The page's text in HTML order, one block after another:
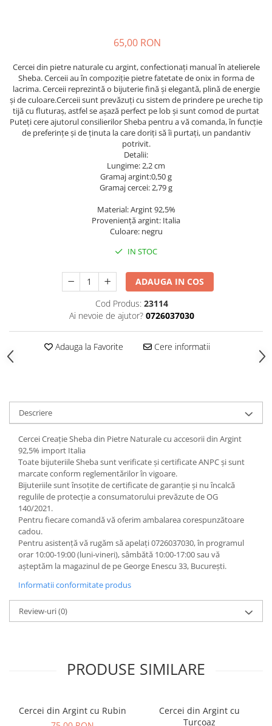
65,00 RON
Cercei din pietre naturale cu argint, confectionați manual în atelierele
Sheba. Cerceii au în compoziție pietre fatetate de onix in forma de
lacrima. Cerceii reprezintă o bijuterie fină și elegantă, plină de energie
și de culoare.Cerceii sunt prevăzuți cu sistem de prindere pe ureche tip
tijă cu fluturaș, astfel se așază perfect pe lob și sunt comod de purtat
Puteți cere ajutorul consilierilor Sheba pentru a vă comanda, în funcție
de preferințe și de ținuta la care doriți să îi purtați, un pandantiv
potrivit.
Detalii:
Lungime: 2,2 cm
Gramaj argint:0,50 g
Gramaj cercei: 2,79 g
Material: Argint 92,5%
Provenienţă argint: Italia
Culoare: negru
IN STOC
ADAUGA IN COS
Cod Produs: 23114
Ai nevoie de ajutor? 0726037030
Adauga la Favorite Cere informatii
Descriere
Cercei Creație Sheba din Pietre Naturale cu accesorii din Argint
92,5% import Italia
Toate bijuteriile Sheba sunt verificate şi certificate ANPC și sunt
marcate conform reglementărilor în vigoare.
Bijuteriile sunt însoţite de certificate de garanţie și nu încalcă
regulile de protecție a consumatorului prevăzute de OG
140/2021.
Pentru fiecare comandă vă oferim ambalarea corespunzătoare
cadou.
Pentru asistență vă rugăm să apelați 0726037030, în programul
orar 10:00‐19:00 (luni‐vineri), sâmbătă 10:00‐17:00 sau vă
așteptăm la magazinul de pe George Enescu 33, București.
Informatii conformitate produs
Review-uri(0)
PRODUSE SIMILARE
Cercei din Argint cu Rubin
Cercei din Argint cu
Turcoaz